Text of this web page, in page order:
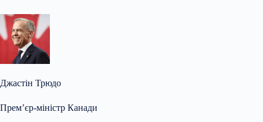
Джастін Трюдо
Прем’єр-міністр Канади